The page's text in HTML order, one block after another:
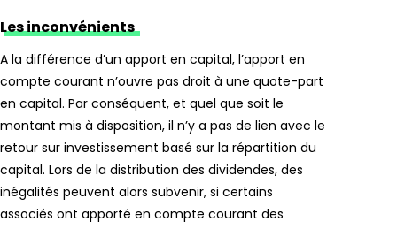
Les inconvénients
A la différence d’un apport en capital, l’apport en
compte courant n’ouvre pas droit à une quote-part
en capital. Par conséquent, et quel que soit le
montant mis à disposition, il n’y a pas de lien avec le
retour sur investissement basé sur la répartition du
capital. Lors de la distribution des dividendes, des
inégalités peuvent alors subvenir, si certains
associés ont apporté en compte courant des